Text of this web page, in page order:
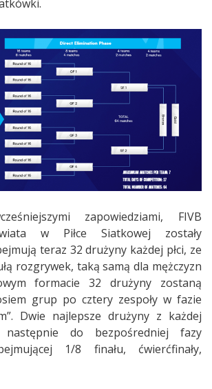
zapowiedziami, FIVB
w Piłce Siatkowej zostały
teraz 32 drużyny każdej płci, ze
rozgrywek, taką samą dla mężczyzn
formacie 32 drużyny zostaną
grup po cztery zespoły w fazie
Dwie najlepsze drużyny z każdej
do bezpośredniej fazy
1/8 finału, ćwierćfinały,